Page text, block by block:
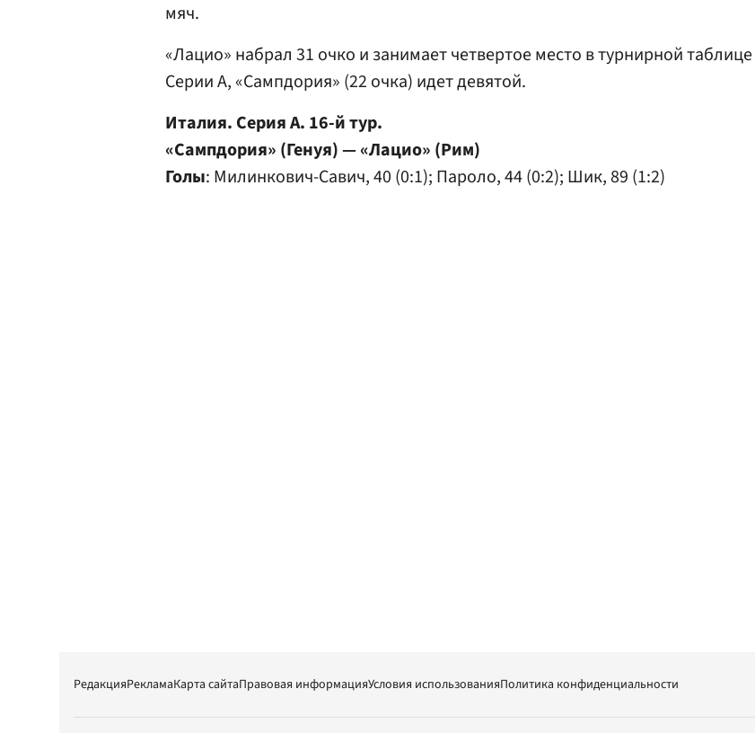
мяч.
«Лацио» набрал 31 очко и занимает четвертое место в турнирной таблице
Серии А, «Сампдория» (22 очка) идет девятой.
Италия. Серия А. 16-й тур.
«Сампдория» (Генуя) — «Лацио» (Рим)
Голы: Милинкович-Савич, 40 (0:1); Пароло, 44 (0:2); Шик, 89 (1:2)
РедакцияРекламаКарта сайтаПравовая информацияУсловия использованияПолитика конфиденциальности